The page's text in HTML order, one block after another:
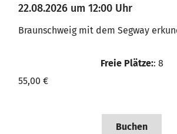
22.08.2026 um 12:00 Uhr
Braunschweig mit dem Segway
Freie Plätze:: 8
55,00 €
Buchen